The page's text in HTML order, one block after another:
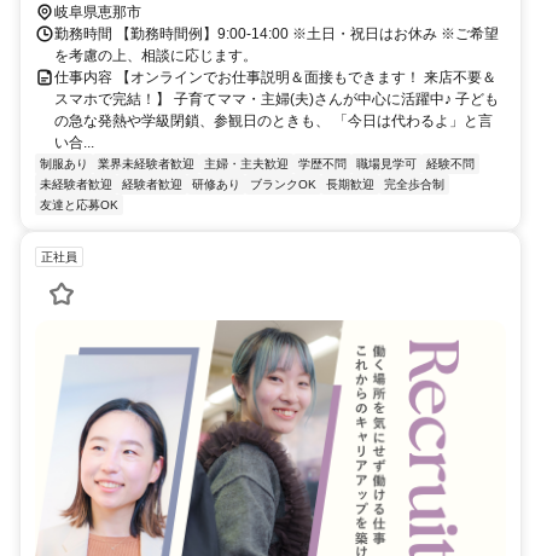
岐阜県恵那市
勤務時間 【勤務時間例】9:00-14:00 ※土日・祝日はお休み ※ご希望
を考慮の上、相談に応じます。
仕事内容 【オンラインでお仕事説明＆面接もできます！ 来店不要＆
スマホで完結！】 子育てママ・主婦(夫)さんが中心に活躍中♪ 子ども
の急な発熱や学級閉鎖、参観日のときも、 「今日は代わるよ」と言
い合...
制服あり 業界未経験者歓迎 主婦・主夫歓迎 学歴不問 職場見学可
経験不問
未経験者歓迎
経験者歓迎 研修あり ブランクOK 長期歓迎
完全歩合制
友達と応募OK
正社員